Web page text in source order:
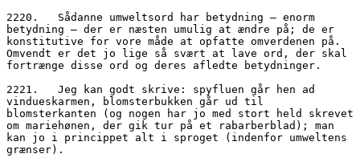
2220.	Sådanne umweltsord har betydning – enorm
betydning – der er næsten umulig at ændre på; de er
konstitutive for vore måde at opfatte omverdenen på.
Omvendt er det jo lige så svært at lave ord, der skal
fortrænge disse ord og deres afledte betydninger.
2221.	Jeg kan godt skrive: spyfluen går hen ad
vindueskarmen, blomsterbukken går ud til
blomsterkanten (og nogen har jo med stort held skrevet
om mariehønen, der gik tur på et rabarberblad); man
kan jo i princippet alt i sproget (indenfor umweltens
grænser).